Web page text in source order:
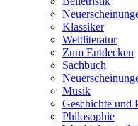
Klassiker
Weltliteratur
Zum Entdecken
Sachbuch
Musik
Geschichte und
Philosophie